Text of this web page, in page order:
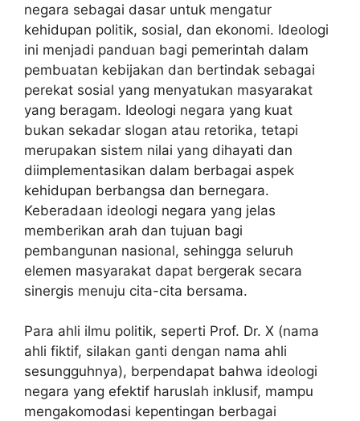
negara sebagai dasar untuk mengatur
kehidupan politik, sosial, dan ekonomi. Ideologi
ini menjadi panduan bagi pemerintah dalam
pembuatan kebijakan dan bertindak sebagai
perekat sosial yang menyatukan masyarakat
yang beragam. Ideologi negara yang kuat
bukan sekadar slogan atau retorika, tetapi
merupakan sistem nilai yang dihayati dan
diimplementasikan dalam berbagai aspek
kehidupan berbangsa dan bernegara.
Keberadaan ideologi negara yang jelas
memberikan arah dan tujuan bagi
pembangunan nasional, sehingga seluruh
elemen masyarakat dapat bergerak secara
sinergis menuju cita-cita bersama.
Para ahli ilmu politik, seperti Prof. Dr. X (nama
ahli fiktif, silakan ganti dengan nama ahli
sesungguhnya), berpendapat bahwa ideologi
negara yang efektif haruslah inklusif, mampu
mengakomodasi kepentingan berbagai